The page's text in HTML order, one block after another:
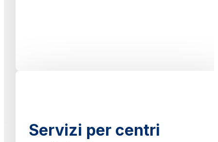
Servizi per centri